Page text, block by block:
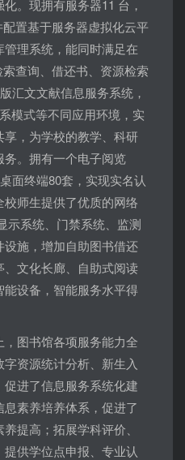
。现拥有服务器11 台，
置基于服务器虚拟化云平
理系统，能同时满足在
查询、借还书、资源检索
汇文文献信息服务系统，
模式等不同应用环境，实
，为学校的教学、科研
。拥有一个电子阅览
面终端80套，实现实名认
师生提供了优质的网络
示系统、门禁系统、监测
施，增加自助图书借还
文化长廊、自助式阅读
设备，智能服务水平得
图书馆各项服务能力全
资源统计分析、新生入
进了信息服务系统化建
素养培养体系，促进了
提高；拓展学科评价、
供学位点申报、专业认